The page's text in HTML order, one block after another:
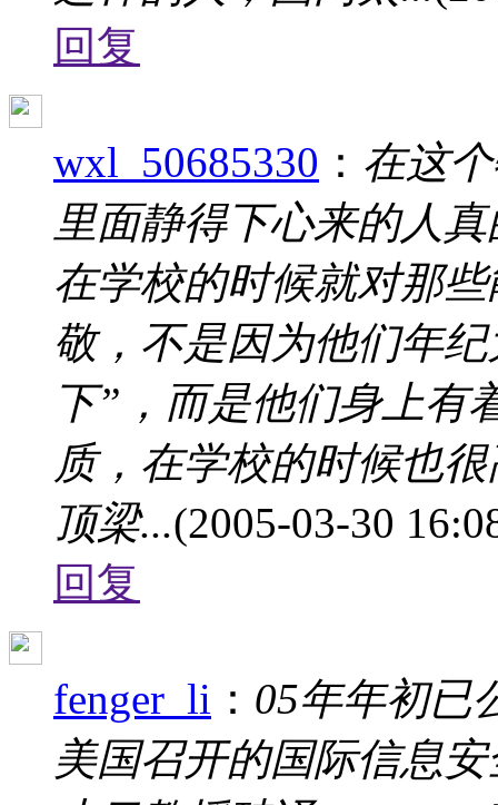
回复
wxl_50685330 ： 在这
里面静得下心来的人
在学校的时候就对那
敬，不是因为他们年
下”，而是他们身上有
质，在学校的时候也
顶梁...(2005-03-30
回复
fenger_li ： 05年年初已
美国召开的国际信息